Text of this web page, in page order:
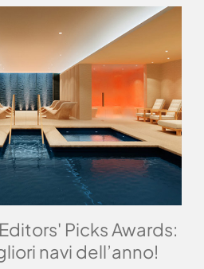
Picks Awards:
navi dell’anno!